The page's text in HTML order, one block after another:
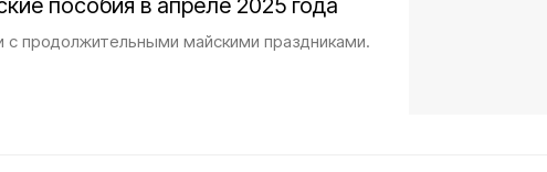
пособия в апреле 2025 года
с продолжительными майскими праздниками.